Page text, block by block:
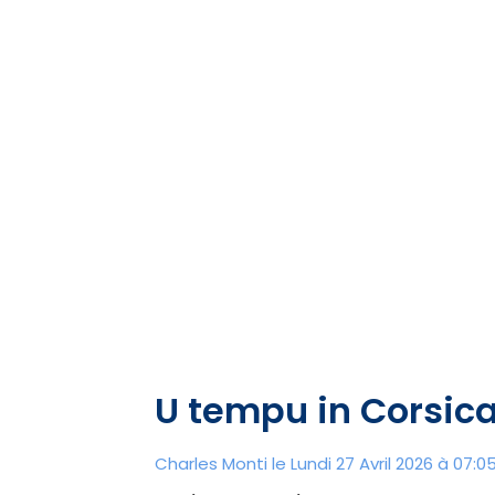
U tempu in
Charles Monti le Lundi 27 Avril 2026 à